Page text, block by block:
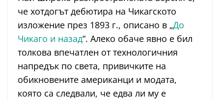
че хотдогът дебютира на Чикагското
изложение през 1893 г., описано в „До
Чикаго и назад“. Алеко обаче явно е бил
толкова впечатлен от технологичния
напредък по света, привичките на
обикновените американци и модата,
която са следвали, че едва ли му е